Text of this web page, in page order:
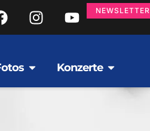
NEWSLETTER
Konzerte